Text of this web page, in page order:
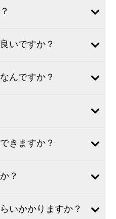
いですか？
んですか？
きますか？
？
いかかりますか？